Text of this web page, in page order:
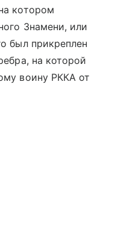
котором
Знамени, или
был прикреплен
на которой
воину РККА от